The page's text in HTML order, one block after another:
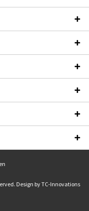
Design byTC-Innovations